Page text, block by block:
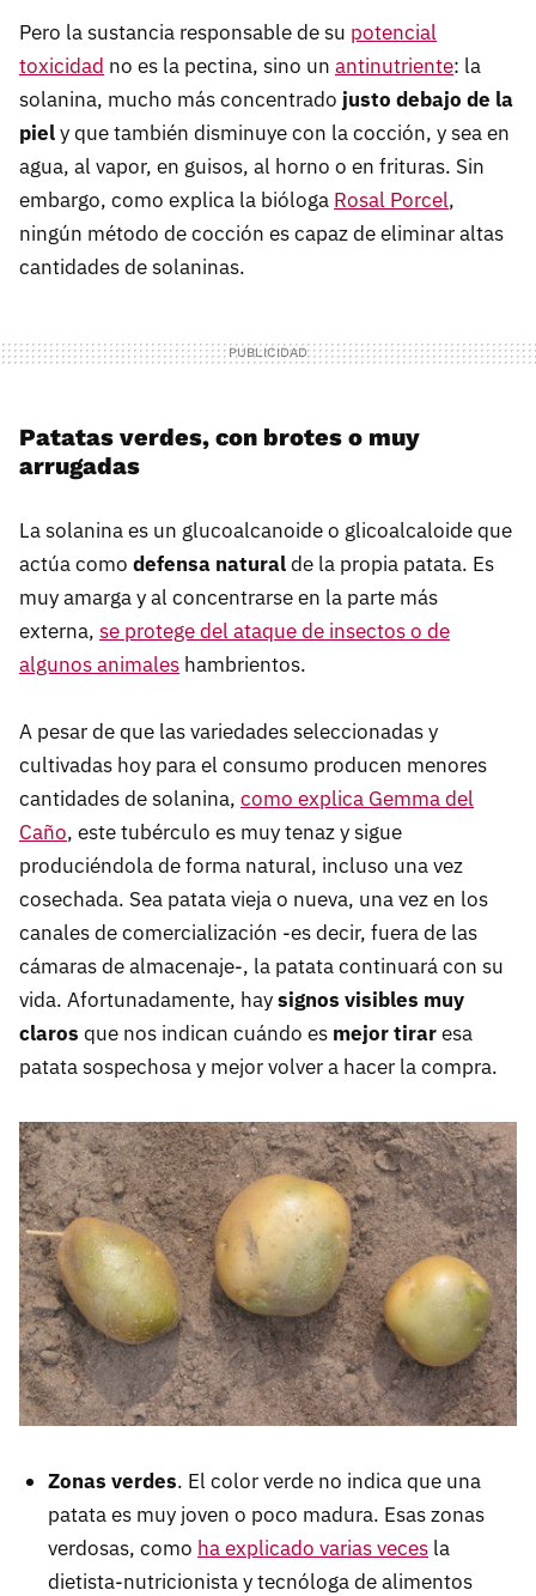
Pero la sustancia responsable de su potencial
toxicidad no es la pectina, sino un antinutriente: la
solanina, mucho más concentrado justo debajo de la
piely que también disminuye con la cocción, y sea en
agua, al vapor, en guisos, al horno o en frituras. Sin
embargo, como explica la bióloga Rosal Porcel,
ningún método de cocción es capaz de eliminar altas
cantidades de solaninas.
Patatas verdes, con brotes o muy
arrugadas
La solanina es un glucoalcanoide o glicoalcaloide que
actúa como defensa naturalde la propia patata. Es
muy amarga y al concentrarse en la parte más
externa, se protege del ataque de insectos o de
algunos animales hambrientos.
A pesar de que las variedades seleccionadas y
cultivadas hoy para el consumo producen menores
cantidades de solanina, como explica Gemma del
Caño, este tubérculo es muy tenaz y sigue
produciéndola de forma natural, incluso una vez
cosechada. Sea patata vieja o nueva, una vez en los
canales de comercialización -es decir, fuera de las
cámaras de almacenaje-, la patata continuará con su
vida. Afortunadamente, haysignos visibles muy
claros que nos indican cuándo es mejor tiraresa
patata sospechosa y mejor volver a hacer la compra.
Zonas verdes. El color verde no indica que una
patata es muy joven o poco madura. Esas zonas
verdosas, como ha explicado varias veces la
dietista-nutricionista y tecnóloga de alimentos